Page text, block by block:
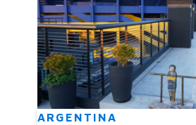
ARGENTINA